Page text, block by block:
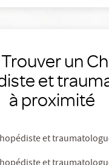
un
et
à proximité
et